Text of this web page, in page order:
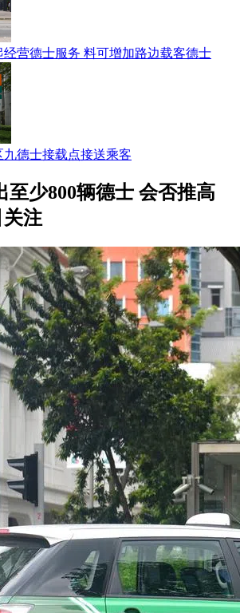
经营德士服务 料可增加路边载客德士
德士接载点接送乘客
至少800辆德士 会否推高
注